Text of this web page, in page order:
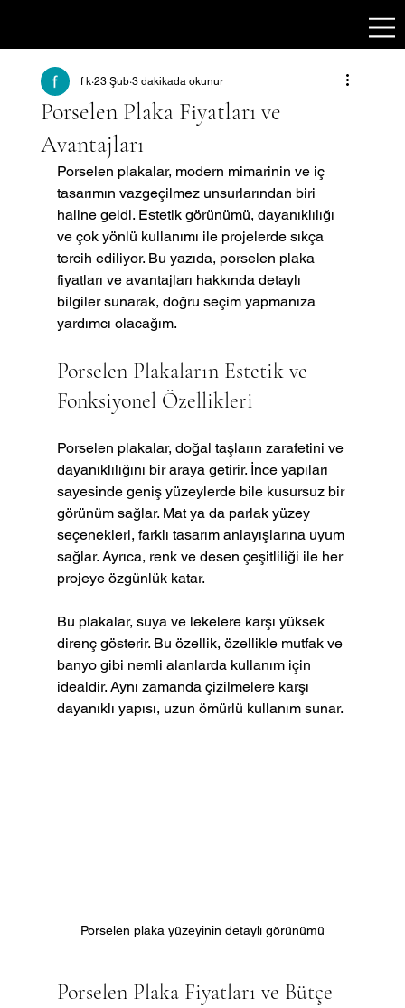
Porselen Plaka Fiyatları ve
Avantajları
f k 23 Şub 3 dakikada okunur
Porselen plakalar, modern mimarinin ve iç
tasarımın vazgeçilmez unsurlarından biri
haline geldi. Estetik görünümü, dayanıklılığı
ve çok yönlü kullanımı ile projelerde sıkça
tercih ediliyor. Bu yazıda, porselen plaka
fiyatları ve avantajları hakkında detaylı
bilgiler sunarak, doğru seçim yapmanıza
yardımcı olacağım.
Porselen Plakaların Estetik ve
Fonksiyonel Özellikleri
Porselen plakalar, doğal taşların zarafetini ve
dayanıklılığını bir araya getirir. İnce yapıları
sayesinde geniş yüzeylerde bile kusursuz bir
görünüm sağlar. Mat ya da parlak yüzey
seçenekleri, farklı tasarım anlayışlarına uyum
sağlar. Ayrıca, renk ve desen çeşitliliği ile her
projeye özgünlük katar.
Bu plakalar, suya ve lekelere karşı yüksek
direnç gösterir. Bu özellik, özellikle mutfak ve
banyo gibi nemli alanlarda kullanım için
idealdir. Aynı zamanda çizilmelere karşı
dayanıklı yapısı, uzun ömürlü kullanım sunar.
Porselen plaka yüzeyinin detaylı görünümü
Porselen Plaka Fiyatları ve Bütçe